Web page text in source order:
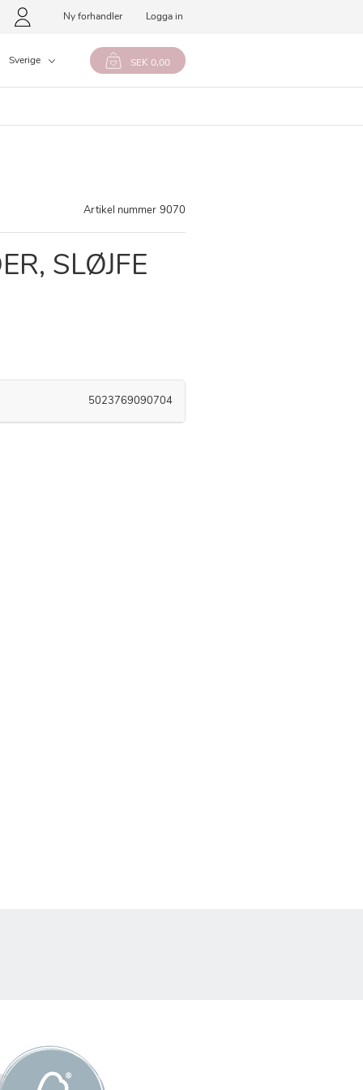
Ny forhandler Logga in
Sverige SEK 0,00
Artikel nummer 9070
SLØJFE
5023769090704